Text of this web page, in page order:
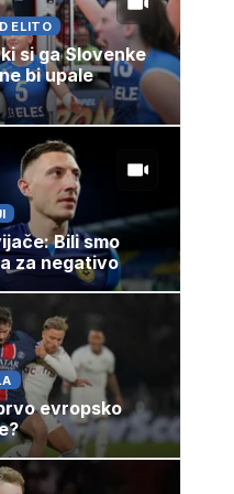
ELITO
si ga Slovenke
bi upale
Bili smo
za negativo
evropsko